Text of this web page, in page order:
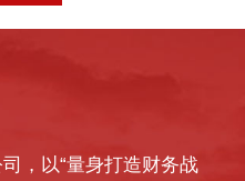
以“量身打造财务战